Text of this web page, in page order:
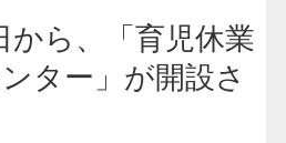
から、「育児休業
ター」が開設さ